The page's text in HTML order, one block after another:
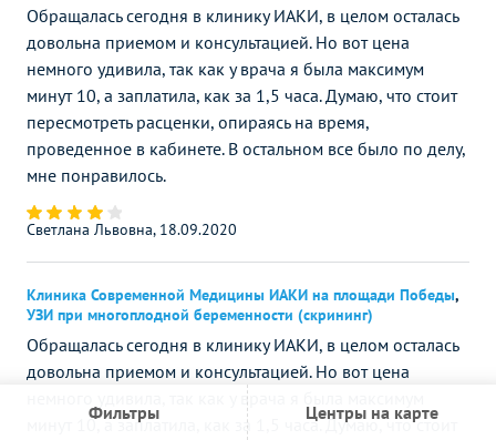
Фильтры Центры на карте
Обращалась сегодня в клинику ИАКИ, в целом осталась
довольна приемом и консультацией. Но вот цена
немного удивила, так как у врача я была максимум
минут 10, а заплатила, как за 1,5 часа. Думаю, что стоит
пересмотреть расценки, опираясь на время,
проведенное в кабинете. В остальном все было по делу,
мне понравилось.
Светлана Львовна, 18.09.2020
Клиника Современной Медицины ИАКИ на площади Победы,
УЗИ при многоплодной беременности (скрининг)
Обращалась сегодня в клинику ИАКИ, в целом осталась
довольна приемом и консультацией. Но вот цена
немного удивила, так как у врача я была максимум
минут 10, а заплатила, как за 1,5 часа. Думаю, что стоит